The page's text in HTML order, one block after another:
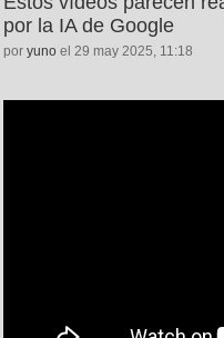
por la IA de Google
por yuno el 29 may 2025, 11:18